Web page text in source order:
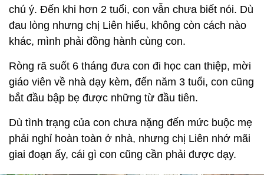
chú ý. Đến khi hơn 2 tuổi, con vẫn chưa biết nói. Dù
đau lòng nhưng chị Liên hiểu, không còn cách nào
khác, mình phải đồng hành cùng con.
Ròng rã suốt 6 tháng đưa con đi học can thiệp, mời
giáo viên về nhà dạy kèm, đến năm 3 tuổi, con cũng
bắt đầu bập bẹ được những từ đầu tiên.
Dù tình trạng của con chưa nặng đến mức buộc mẹ
phải nghỉ hoàn toàn ở nhà, nhưng chị Liên nhớ mãi
giai đoạn ấy, cái gì con cũng cần phải được dạy.